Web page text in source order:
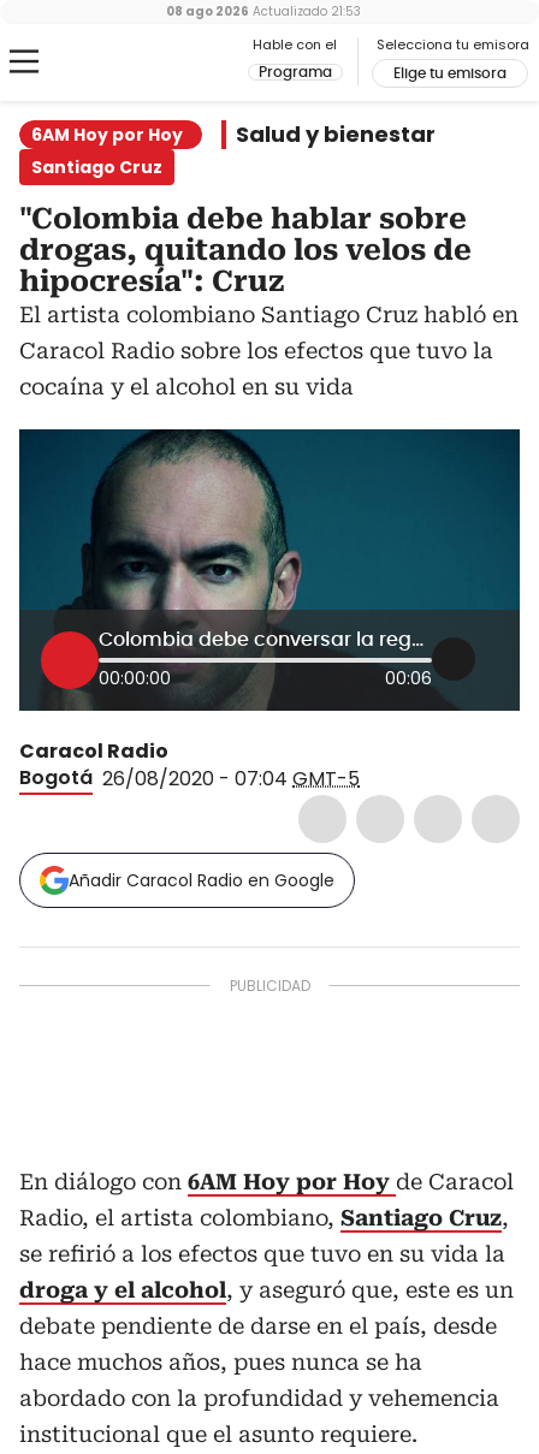
Hable con el
Programa
Selecciona tu emisora
Elige tu emisora
08 ago 2026 Actualizado 21:53
6AM Hoy por Hoy Salud y bienestar
Santiago Cruz
"Colombia debe hablar sobre
drogas, quitando los velos de
hipocresía": Cruz
El artista colombiano Santiago Cruz habló en
Caracol Radio sobre los efectos que tuvo la
cocaína y el alcohol en su vida
Colombia debe conversar la regulación de drogas, quitando los velos de hipocresía
00:00:00 00:06
Caracol Radio
Bogotá 26/08/2020 - 07:04 GMT-5
Añadir Caracol Radio en Google
En diálogo con 6AM Hoy por Hoy de Caracol
Radio, el artista colombiano, Santiago Cruz,
se refirió a los efectos que tuvo en su vida la
droga y el alcohol, y aseguró que, este es un
debate pendiente de darse en el país, desde
hace muchos años, pues nunca se ha
abordado con la profundidad y vehemencia
institucional que el asunto requiere.